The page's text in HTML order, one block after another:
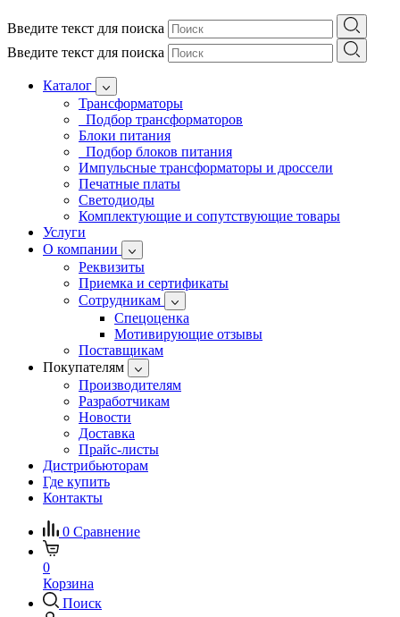
Введите текст для поиска
Введите текст для поиска
Каталог
Трансформаторы
Подбор трансформаторов
Блоки питания
Подбор блоков питания
Импульсные трансформаторы и дроссели
Печатные платы
Светодиоды
Комплектующие и сопутствующие товары
Услуги
О компании
Реквизиты
Приемка и сертификаты
Сотрудникам
Спецоценка
Мотивирующие отзывы
Поставщикам
Покупателям
Производителям
Разработчикам
Новости
Доставка
Прайс-листы
Дистрибьюторам
Где купить
Контакты
0 Сравнение
0
Корзина
Поиск